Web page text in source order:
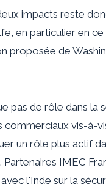
impacts reste
en particulier en
proposée de
pas de rôle dans
commerciaux vis-à-
un rôle plus actif
IMEC
avec l'Inde sur la